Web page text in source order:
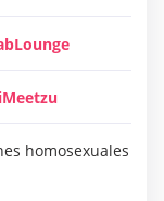
iMeetzu
homosexuales